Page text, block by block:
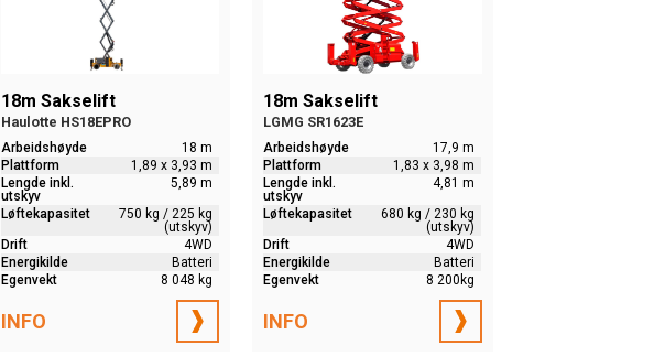
18m Sakselift
Haulotte HS18EPRO
Arbeidshøyde
18 m
Plattform
1,89 x 3,93 m
Lengde inkl.
utskyv
5,89 m
Løftekapasitet
750 kg / 225 kg
(utskyv)
Drift
4WD
Energikilde
Batteri
Egenvekt
8 048 kg
INFO
18m Sakselift
LGMG SR1623E
Arbeidshøyde
17,9 m
Plattform
1,83 x 3,98 m
Lengde inkl.
utskyv
4,81 m
Løftekapasitet
680 kg / 230 kg
(utskyv)
Drift
4WD
Energikilde
Batteri
Egenvekt
8 200kg
INFO